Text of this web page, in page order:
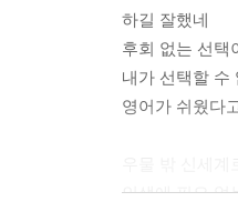
하길 잘했네
후회 없는 선택
내가 선택할 수
영어가 쉬웠다
인생에 필요 없